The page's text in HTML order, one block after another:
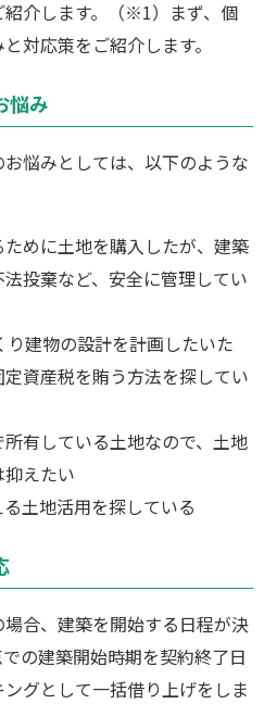
介します。（※1）まず、個
対応策をご紹介します。
悩み
悩みとしては、以下のような
ために土地を購入したが、建築
投棄など、安全に管理してい
り建物の設計を計画したいた
資産税を賄う方法を探してい
有している土地なので、土地
えたい
土地活用を探している
合、建築を開始する日程が決
の建築開始時期を契約終了日
グとして一括借り上げをしま